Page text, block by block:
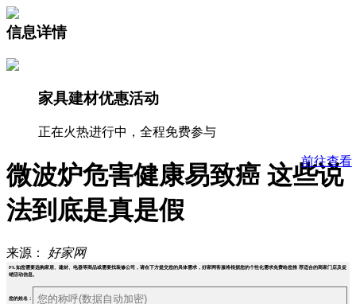
信息详情
家具建材优惠活动
正在火热进行中，全程免费参与
前往查看
微波炉危害健康易致癌 这些说
法到底是真是假
来源： 好家网
PS.如您需要选购家居、建材、电器等商品或需要找装修公司，请在下方提交您的具体需求，好家网客服将根据您的个性化需求免费给您推 荐适合的商家门店及促
销活动信息。
您的姓名：